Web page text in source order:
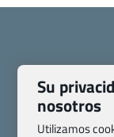
Pasaporte,
Blog
Su
nosotros
Utilizamos